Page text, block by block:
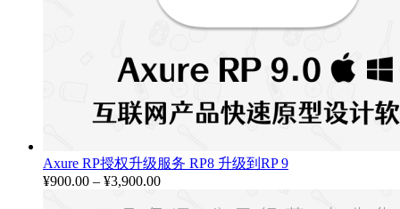
Axure RP授权升级服务 RP8 升级到RP 9
¥900.00 – ¥3,900.00价